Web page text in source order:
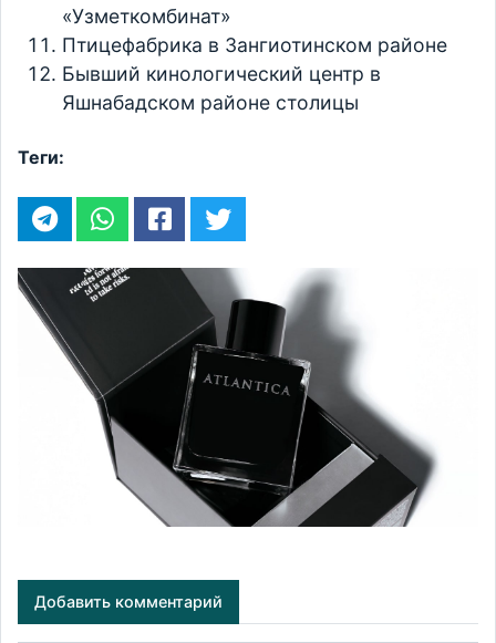
«Узметкомбинат»
Птицефабрика в Зангиотинском районе
Бывший кинологический центр в
Яшнабадском районе столицы
Теги:
Добавить комментарий